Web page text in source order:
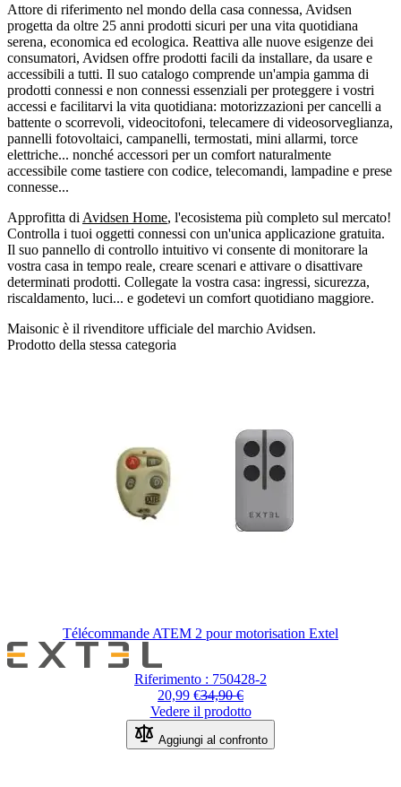
Attore di riferimento nel mondo della casa connessa, Avidsen
progetta da oltre 25 anni prodotti sicuri per una vita quotidiana
serena, economica ed ecologica. Reattiva alle nuove esigenze dei
consumatori, Avidsen offre prodotti facili da installare, da usare e
accessibili a tutti. Il suo catalogo comprende un'ampia gamma di
prodotti connessi e non connessi essenziali per proteggere i vostri
accessi e facilitarvi la vita quotidiana: motorizzazioni per cancelli a
battente o scorrevoli, videocitofoni, telecamere di videosorveglianza,
pannelli fotovoltaici, campanelli, termostati, mini allarmi, torce
elettriche... nonché accessori per un comfort naturalmente
accessibile come tastiere con codice, telecomandi, lampadine e prese
connesse...
Approfitta di Avidsen Home, l'ecosistema più completo sul mercato!
Controlla i tuoi oggetti connessi con un'unica applicazione gratuita.
Il suo pannello di controllo intuitivo vi consente di monitorare la
vostra casa in tempo reale, creare scenari e attivare o disattivare
determinati prodotti. Collegate la vostra casa: ingressi, sicurezza,
riscaldamento, luci... e godetevi un comfort quotidiano maggiore.
Maisonic è il rivenditore ufficiale del marchio Avidsen.
Prodotto della stessa categoria
Télécommande ATEM 2 pour motorisation Extel
Riferimento : 750428-2
20,99 €34,90 €
Vedere il prodotto
Aggiungi al confronto